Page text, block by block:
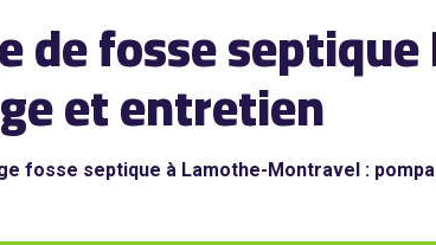
de fosse
et entretien
fosse septique à Lamothe-Montravel :